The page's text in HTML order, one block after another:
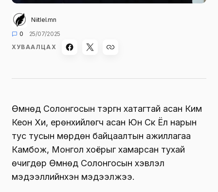
Niitlel.mn
0
25/07/2025
ХУВААЛЦАХ
Өмнөд Солонгосын тэргүүн хатагтай асан Ким
Кеон Хи, ерөнхийлөгч асан Юн Сүк Ёл нарын
тус тусын мөрдөн байцаалтын ажиллагаа
Камбож, Монгол хоёрыг хамарсан тухай
өчигдөр Өмнөд Солонгосын хэвлэл
мэдээллийнхэн мэдээлжээ.